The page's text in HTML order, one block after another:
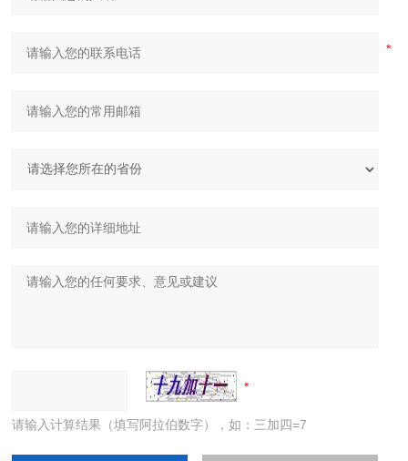
请输入计算结果（填写阿拉伯数字），如：三加四=7